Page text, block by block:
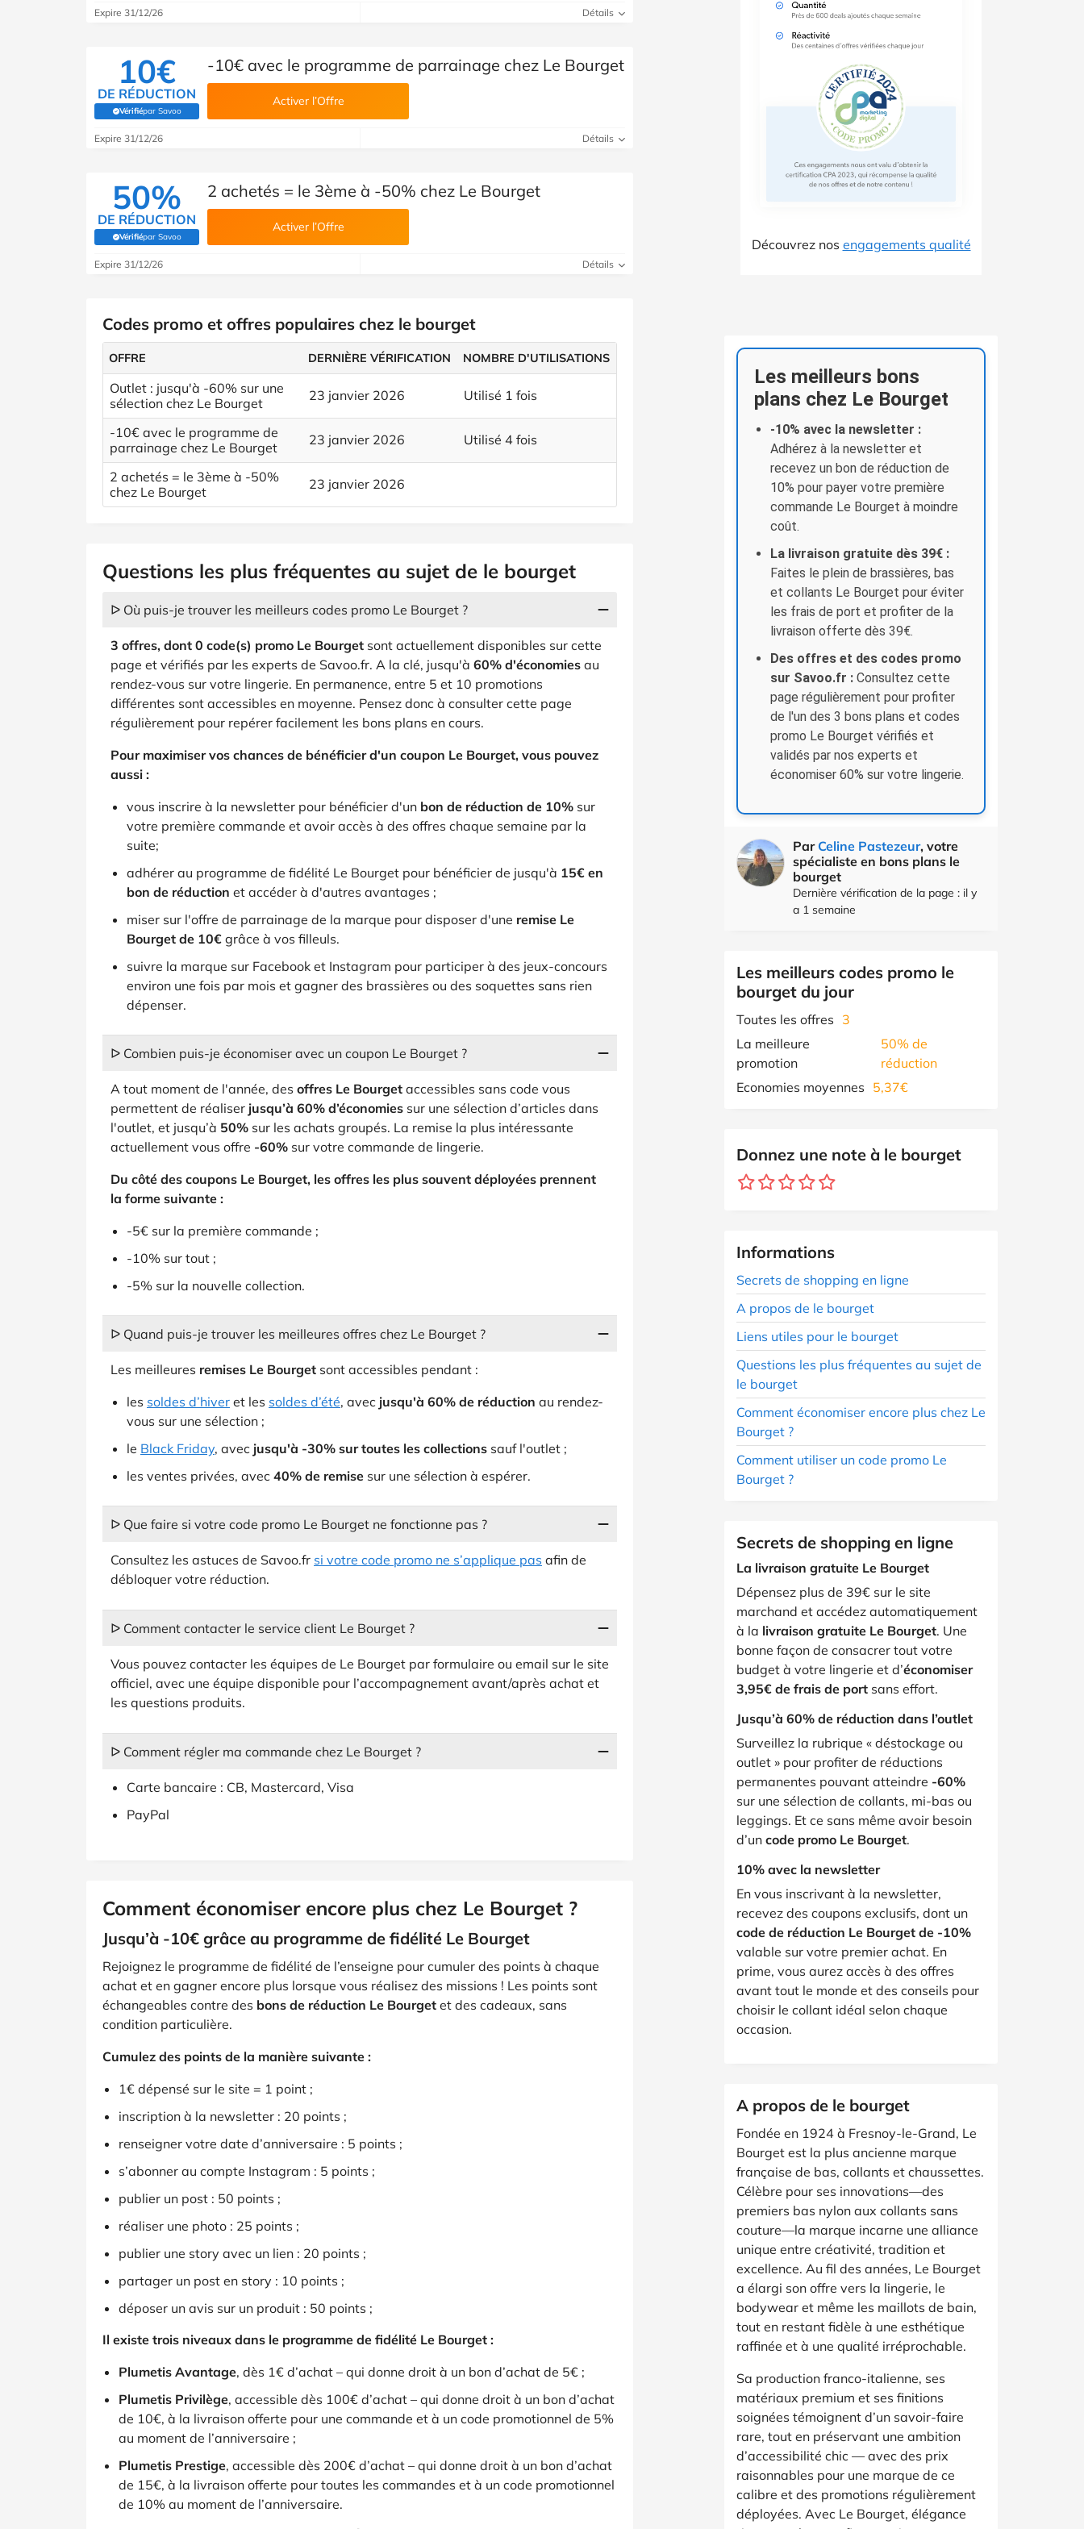
Voir toutes les catégories
Expire 31/12/26 Détails
10€
DE RÉDUCTION
Vérifiépar Savoo
(Vérifié par Savoo)
-10€ avec le programme de parrainage chez Le Bourget
Activer l’Offre
Expire 31/12/26 Détails
50%
DE RÉDUCTION
Vérifiépar Savoo
(Vérifié par Savoo)
2 achetés = le 3ème à -50% chez Le Bourget
Activer l’Offre
Expire 31/12/26 Détails
Codes promo et offres populaires chez le bourget
OFFRE DERNIÈRE VÉRIFICATION NOMBRE D'UTILISATIONS
Outlet : jusqu'à -60% sur une
sélection chez Le Bourget
23 janvier 2026 Utilisé 1 fois
-10€ avec le programme de
parrainage chez Le Bourget
23 janvier 2026 Utilisé 4 fois
2 achetés = le 3ème à -50%
chez Le Bourget
23 janvier 2026
Découvrez nos engagements qualité
Les meilleurs bons
plans chez Le Bourget
-10% avec la newsletter :
Adhérez à la newsletter et
recevez un bon de réduction de
10% pour payer votre première
commande Le Bourget à moindre
coût.
La livraison gratuite dès 39€ :
Faites le plein de brassières, bas
et collants Le Bourget pour éviter
les frais de port et profiter de la
livraison offerte dès 39€.
Des offres et des codes promo
sur Savoo.fr : Consultez cette
page régulièrement pour profiter
de l'un des 3 bons plans et codes
promo Le Bourget vérifiés et
validés par nos experts et
économiser 60% sur votre lingerie.
Par Celine Pastezeur, votre
spécialiste en bons plans le
bourget
Dernière vérification de la page : il y
a 1 semaine
Les meilleurs codes promo le
bourget du jour
Toutes les offres 3
La meilleure
promotion
50% de
réduction
Economies moyennes 5,37€
Donnez une note à le bourget
Informations
Secrets de shopping en ligne
A propos de le bourget
Liens utiles pour le bourget
Questions les plus fréquentes au sujet de
le bourget
Comment économiser encore plus chez Le
Bourget ?
Comment utiliser un code promo Le
Bourget ?
Secrets de shopping en ligne
La livraison gratuite Le Bourget
Dépensez plus de 39€ sur le site
marchand et accédez automatiquement
à la livraison gratuite Le Bourget. Une
bonne façon de consacrer tout votre
budget à votre lingerie et d’économiser
3,95€ de frais de port sans effort.
Jusqu’à 60% de réduction dans l’outlet
Surveillez la rubrique « déstockage ou
outlet » pour profiter de réductions
permanentes pouvant atteindre -60%
sur une sélection de collants, mi-bas ou
leggings. Et ce sans même avoir besoin
d’un code promo Le Bourget.
10% avec la newsletter
En vous inscrivant à la newsletter,
recevez des coupons exclusifs, dont un
code de réduction Le Bourget de -10%
valable sur votre premier achat. En
prime, vous aurez accès à des offres
avant tout le monde et des conseils pour
choisir le collant idéal selon chaque
occasion.
A propos de le bourget
Fondée en 1924 à Fresnoy-le-Grand, Le
Bourget est la plus ancienne marque
française de bas, collants et chaussettes.
Célèbre pour ses innovations—des
premiers bas nylon aux collants sans
couture—la marque incarne une alliance
unique entre créativité, tradition et
excellence. Au fil des années, Le Bourget
a élargi son offre vers la lingerie, le
bodywear et même les maillots de bain,
tout en restant fidèle à une esthétique
raffinée et à une qualité irréprochable.
Sa production franco-italienne, ses
matériaux premium et ses finitions
soignées témoignent d’un savoir-faire
rare, tout en préservant une ambition
d’accessibilité chic — avec des prix
raisonnables pour une marque de ce
calibre et des promotions régulièrement
déployées. Avec Le Bourget, élégance
Questions les plus fréquentes au sujet de le bourget
ᐅ Où puis-je trouver les meilleurs codes promo Le Bourget ?
3 offres, dont 0 code(s) promo Le Bourget sont actuellement disponibles sur cette
page et vérifiés par les experts de Savoo.fr. A la clé, jusqu'à 60% d'économies au
rendez-vous sur votre lingerie. En permanence, entre 5 et 10 promotions
différentes sont accessibles en moyenne. Pensez donc à consulter cette page
régulièrement pour repérer facilement les bons plans en cours.
Pour maximiser vos chances de bénéficier d'un coupon Le Bourget, vous pouvez
aussi :
vous inscrire à la newsletter pour bénéficier d'un bon de réduction de 10% sur
votre première commande et avoir accès à des offres chaque semaine par la
suite;
adhérer au programme de fidélité Le Bourget pour bénéficier de jusqu'à 15€ en
bon de réduction et accéder à d'autres avantages ;
miser sur l'offre de parrainage de la marque pour disposer d'une remise Le
Bourget de 10€ grâce à vos filleuls.
suivre la marque sur Facebook et Instagram pour participer à des jeux-concours
environ une fois par mois et gagner des brassières ou des soquettes sans rien
dépenser.
ᐅ Combien puis-je économiser avec un coupon Le Bourget ?
A tout moment de l'année, des offres Le Bourget accessibles sans code vous
permettent de réaliser jusqu’à 60% d’économies sur une sélection d’articles dans
l'outlet, et jusqu’à 50% sur les achats groupés. La remise la plus intéressante
actuellement vous offre -60% sur votre commande de lingerie.
Du côté des coupons Le Bourget, les offres les plus souvent déployées prennent
la forme suivante :
-5€ sur la première commande ;
-10% sur tout ;
-5% sur la nouvelle collection.
ᐅ Quand puis-je trouver les meilleures offres chez Le Bourget ?
Les meilleures remises Le Bourget sont accessibles pendant :
les soldes d’hiver et les soldes d’été, avec jusqu'à 60% de réduction au rendez-
vous sur une sélection ;
le Black Friday, avec jusqu'à -30% sur toutes les collections sauf l'outlet ;
les ventes privées, avec 40% de remise sur une sélection à espérer.
ᐅ Que faire si votre code promo Le Bourget ne fonctionne pas ?
Consultez les astuces de Savoo.fr si votre code promo ne s’applique pas afin de
débloquer votre réduction.
ᐅ Comment contacter le service client Le Bourget ?
Vous pouvez contacter les équipes de Le Bourget par formulaire ou email sur le site
officiel, avec une équipe disponible pour l’accompagnement avant/après achat et
les questions produits.
ᐅ Comment régler ma commande chez Le Bourget ?
Carte bancaire : CB, Mastercard, Visa
PayPal
Comment économiser encore plus chez Le Bourget ?
Jusqu’à -10€ grâce au programme de fidélité Le Bourget
Rejoignez le programme de fidélité de l’enseigne pour cumuler des points à chaque
achat et en gagner encore plus lorsque vous réalisez des missions ! Les points sont
échangeables contre des bons de réduction Le Bourget et des cadeaux, sans
condition particulière.
Cumulez des points de la manière suivante :
1€ dépensé sur le site = 1 point ;
inscription à la newsletter : 20 points ;
renseigner votre date d’anniversaire : 5 points ;
s’abonner au compte Instagram : 5 points ;
publier un post : 50 points ;
réaliser une photo : 25 points ;
publier une story avec un lien : 20 points ;
partager un post en story : 10 points ;
déposer un avis sur un produit : 50 points ;
Il existe trois niveaux dans le programme de fidélité Le Bourget :
Plumetis Avantage, dès 1€ d’achat – qui donne droit à un bon d’achat de 5€ ;
Plumetis Privilège, accessible dès 100€ d’achat – qui donne droit à un bon d’achat
de 10€, à la livraison offerte pour une commande et à un code promotionnel de 5%
au moment de l’anniversaire ;
Plumetis Prestige, accessible dès 200€ d’achat – qui donne droit à un bon d’achat
de 15€, à la livraison offerte pour toutes les commandes et à un code promotionnel
de 10% au moment de l’anniversaire.